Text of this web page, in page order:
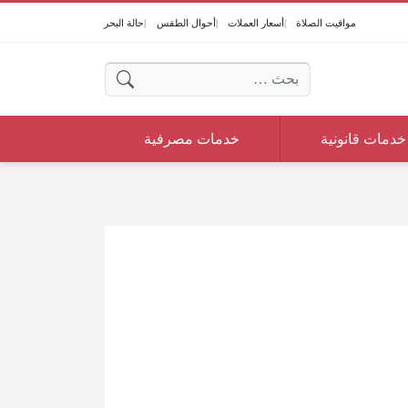
مواقيت الصلاة أسعار العملات أحوال الطقس حالة البحر
البحث عن:
خدمات قانونية خدمات مصرفية